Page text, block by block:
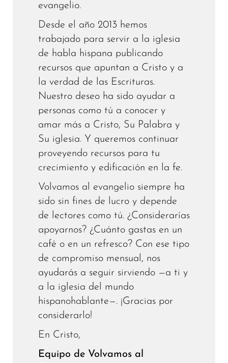
evangelio.
Desde el año 2013 hemos
trabajado para servir a la iglesia
de habla hispana publicando
recursos que apuntan a Cristo y a
la verdad de las Escrituras.
Nuestro deseo ha sido ayudar a
personas como tú a conocer y
amar más a Cristo, Su Palabra y
Su iglesia. Y queremos continuar
proveyendo recursos para tu
crecimiento y edificación en la fe.
Volvamos al evangelio siempre ha
sido sin fines de lucro y depende
de lectores como tú. ¿Considerarías
apoyarnos? ¿Cuánto gastas en un
café o en un refresco? Con ese tipo
de compromiso mensual, nos
ayudarás a seguir sirviendo —a ti y
a la iglesia del mundo
hispanohablante—. ¡Gracias por
considerarlo!
En Cristo,
Equipo de Volvamos al